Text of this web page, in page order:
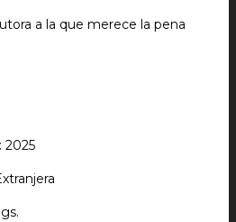
a la que merece la pena
2025